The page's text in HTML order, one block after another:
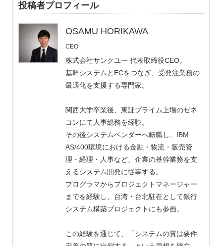
投稿者プロフィール
OSAMU HORIKAWA
CEO
株式会社サンクユー 代表取締役CEO。
基幹システムとECをつなぎ、受発注業務の
最適化を支援する専門家。
関西大学卒業後、東証プライム上場のゼネ
コンにて人事総務を経験。
その後システムベンダーへ転職し、IBM
AS/400環境における金融・物流・販売管
理・経理・人事など、企業の基幹業務を支
えるシステム開発に従事する。
プログラマからプロジェクトマネージャー
までを経験し、台湾・台北駐在として銀行
システム構築プロジェクトにも参画。
この経験を通じて、「システムの質は要件